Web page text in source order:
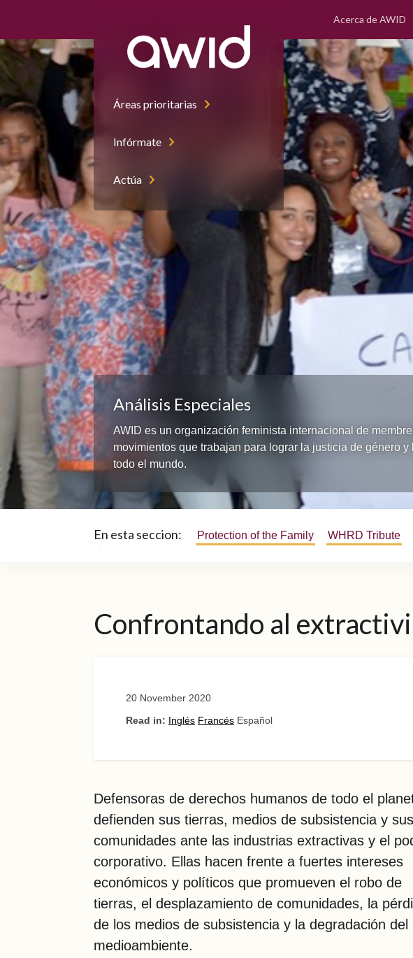
Áreas prioritarias
Infórmate
Actúa
Acerca de AWID
Análisis Especiales
AWID es un organización feminista internacional de
movimientos que trabajan para lograr la justicia de género
todo el mundo.
En esta seccion: Protection of the Family WHRD Tribute
Confrontando al
20 November 2020
Read in: Inglés Francés Español
Defensoras de derechos humanos de todo el
defienden sus tierras, medios de subsistencia y sus
comunidades ante las industrias extractivas y el
corporativo. Ellas hacen frente a fuertes intereses
económicos y políticos que promueven el robo de
tierras, el desplazamiento de comunidades, la
de los medios de subsistencia y la degradación del
medioambiente.